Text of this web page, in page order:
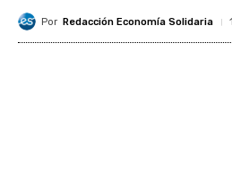
Por Redacción Economía Solidaria